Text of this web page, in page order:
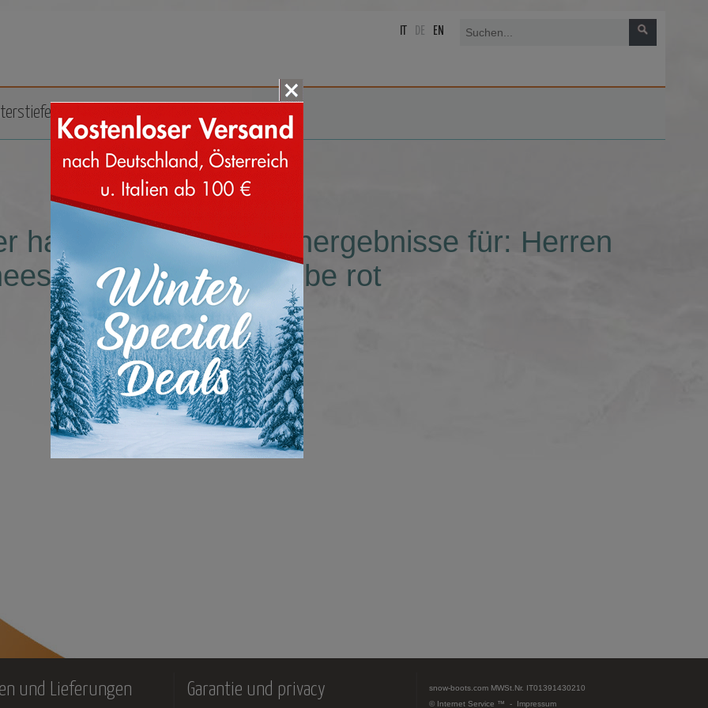
DE EN
Zubehör
haben wir keine Suchergebnisse für: Herren
Größe 30 Farbe rot
und Lieferungen Garantie und privacy snow-boots.com MWSt.Nr. IT01391430210
© Internet Service ™ - Impressum